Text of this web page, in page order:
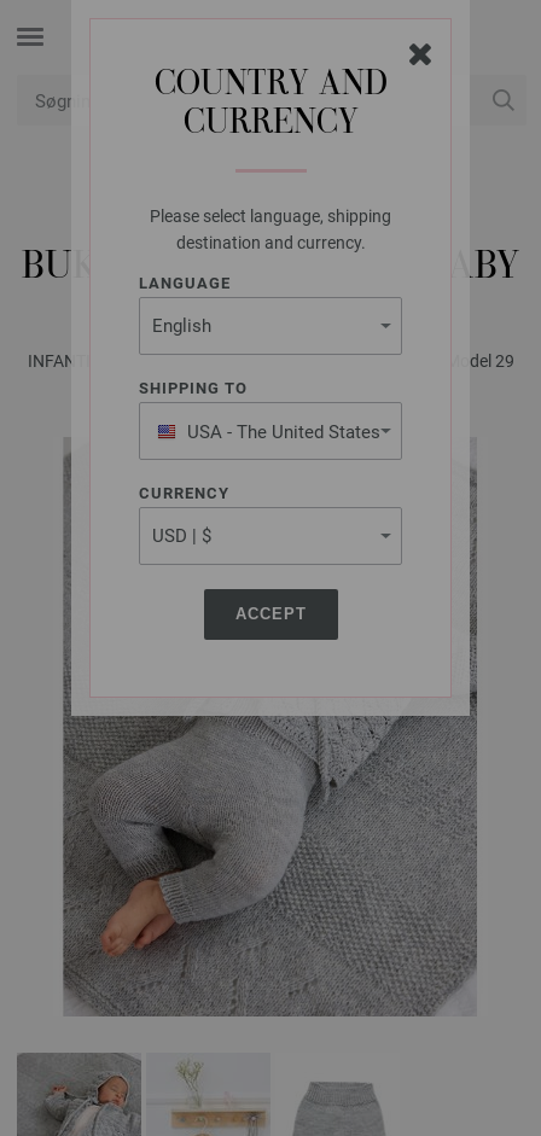
COUNTRY AND
CURRENCY
Please select language, shipping
destination and currency.
LANGUAGE
SHIPPING TO
USA - The United States
of America
CURRENCY
ACCEPT
LANA GROSSA
BUKSER COOL WOOL BABY
INFANTI No. 20 - Magasin (DE) + Strikkeopskrifter (DK) | Model 29